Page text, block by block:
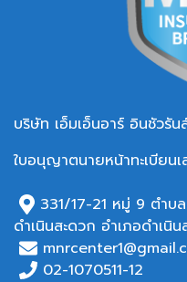
บริษัท เอ็มเอ็นอาร์ อินชัวรั
ใบอนุญาตนายหน้าทะเบีย
331/17-21 หมู่ 9 ตำบ
ดำเนินสะดวก อำเภอดำเนิ
02-1070511-12